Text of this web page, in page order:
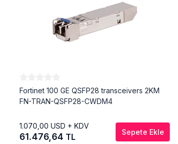
Fortinet 100 GE QSFP28 transceivers 2KM
FN-TRAN-QSFP28-CWDM4
1.070,00 USD + KDV
61.476,64 TL Sepete Ekle